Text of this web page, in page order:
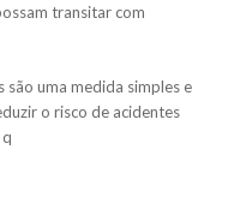
transitar com
são uma medida simples e
o risco de acidentes